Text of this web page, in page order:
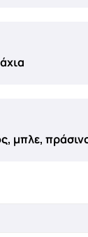
μπλε,